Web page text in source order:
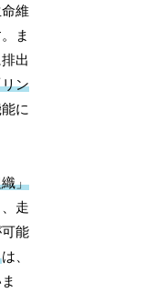
維
ま
出
ン
に
」
走
能
は、